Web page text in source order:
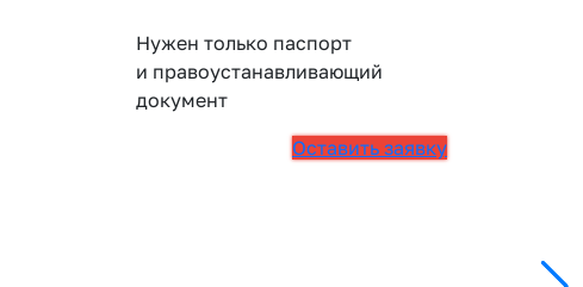
Нужен только паспорт
и правоустанавливающий
документ
Оставить заявку